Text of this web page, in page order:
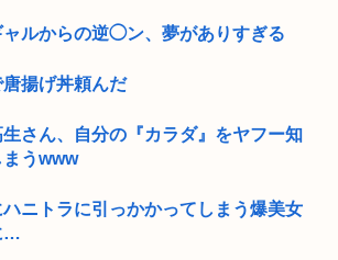
ャルからの逆◯ン、夢がありすぎる
揚げ丼頼んだ
生さん、自分の『カラダ』をヤフー知
うwww
ハニトラに引っかかってしまう爆美女
…